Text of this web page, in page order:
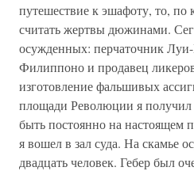
путешествие к эшафоту, то, по
считать жертвы дюжинами.
осужденных: перчаточник
Филиппоно и продавец
изготовление фальшивых
площади Революции я получил
быть постоянно на настоящем
я вошел в зал суда. На скамье
двадцать человек. Гебер был